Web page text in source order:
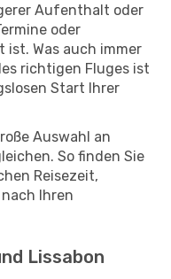
Aufenthalt oder
oder
Was auch immer
richtigen Fluges ist
Start Ihrer
Auswahl an
So finden Sie
Reisezeit,
Ihren
Lissabon